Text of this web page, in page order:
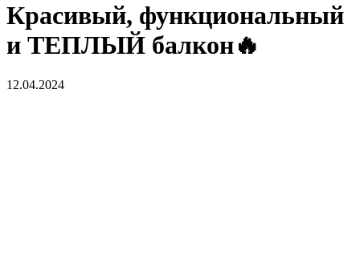
Красивый, функциональный
и ТЕПЛЫЙ балкон🔥
12.04.2024